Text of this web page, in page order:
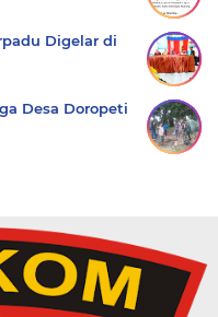
Digelar di
Desa Doropeti